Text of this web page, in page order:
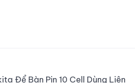
Để Bàn Pin 10 Cell Dùng Liên